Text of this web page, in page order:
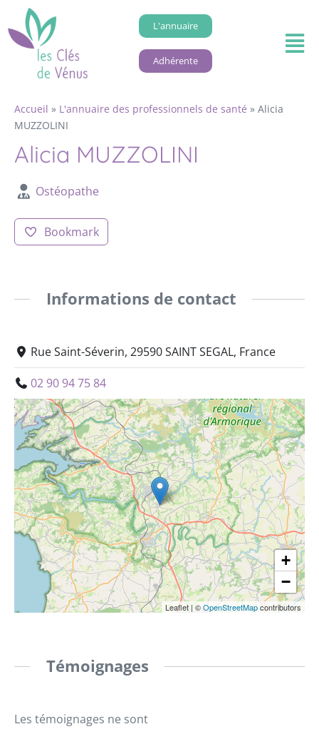
L'annuaire
Adhérente
Accueil » L'annuaire des professionnels de santé » Alicia
MUZZOLINI
Alicia MUZZOLINI
Ostéopathe
Bookmark
Informations de contact
Rue Saint-Séverin, 29590 SAINT SEGAL, France
02 90 94 75 84
+
−
Leaflet | ©OpenStreetMapcontributors
Témoignages
Les témoignages ne sont